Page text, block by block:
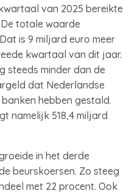
van 2025 bereikte
totale waarde
is 9 miljard euro meer
kwartaal van dit jaar.
steeds minder dan de
dat Nederlandse
hebben gestald.
namelijk 518,4 miljard
in het derde
beurskoersen. Zo steeg
met 22 procent. Ook